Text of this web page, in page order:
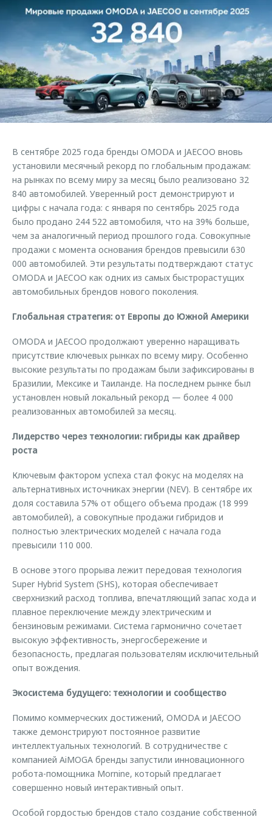
Страхование
Кредитный калькулятор
Аксессуары
Одежда и сувениры
Оригинальные аксессуары
Запчасти
Калькулятор трейд-ин
Руководства по эксплуатации
Клиентская поддержка
O&J Автоклуб
Клуб владельцев OMODA
Приложение O&J
Аксессуары
Оригинальные аксессуары
Запчасти
Обратная связь
В сентябре 2025 года бренды OMODA и JAECOO вновь
установили месячный рекорд по глобальным продажам:
на рынках по всему миру за месяц было реализовано 32
840 автомобилей. Уверенный рост демонстрируют и
цифры с начала года: с января по сентябрь 2025 года
было продано 244 522 автомобиля, что на 39% больше,
чем за аналогичный период прошлого года. Совокупные
продажи с момента основания брендов превысили 630
000 автомобилей. Эти результаты подтверждают статус
OMODA и JAECOO как одних из самых быстрорастущих
автомобильных брендов нового поколения.
Глобальная стратегия: от Европы до Южной Америки
OMODA и JAECOO продолжают уверенно наращивать
присутствие ключевых рынках по всему миру. Особенно
высокие результаты по продажам были зафиксированы в
Бразилии, Мексике и Таиланде. На последнем рынке был
установлен новый локальный рекорд — более 4 000
реализованных автомобилей за месяц.
Лидерство через технологии: гибриды как драйвер
роста
Ключевым фактором успеха стал фокус на моделях на
альтернативных источниках энергии (NEV). В сентябре их
доля составила 57% от общего объема продаж (18 999
автомобилей), а совокупные продажи гибридов и
полностью электрических моделей с начала года
превысили 110 000.
В основе этого прорыва лежит передовая технология
Super Hybrid System (SHS), которая обеспечивает
сверхнизкий расход топлива, впечатляющий запас хода и
плавное переключение между электрическим и
бензиновым режимами. Система гармонично сочетает
высокую эффективность, энергосбережение и
безопасность, предлагая пользователям исключительный
опыт вождения.
Экосистема будущего: технологии и сообщество
Помимо коммерческих достижений, OMODA и JAECOO
также демонстрируют постоянное развитие
интеллектуальных технологий. В сотрудничестве с
компанией AiMOGA бренды запустили инновационного
робота-помощника Mornine, который предлагает
совершенно новый интерактивный опыт.
Особой гордостью брендов стало создание собственной